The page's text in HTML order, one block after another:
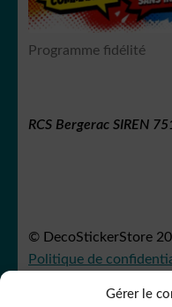
Gérer le
Programme fidélité
RCS Bergerac SIREN
© DecoStickerStore
Politique de